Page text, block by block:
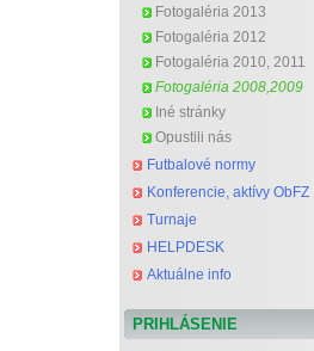
Fotogaléria 2013
Fotogaléria 2012
Fotogaléria 2010, 2011
Fotogaléria 2008,2009
Iné stránky
Opustili nás
Futbalové normy
Konferencie, aktívy ObFZ
Turnaje
HELPDESK
Aktuálne info
PRIHLÁSENIE